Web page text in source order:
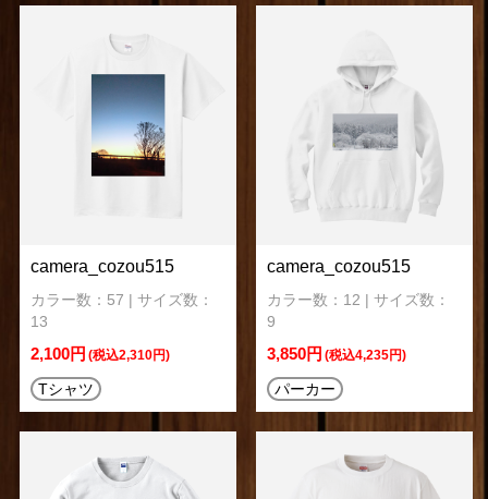
camera_cozou515
カラー数：57 | サイズ数：
13
2,100円 (税込2,310円)
Tシャツ
camera_cozou515
カラー数：12 | サイズ数：
9
3,850円 (税込4,235円)
パーカー